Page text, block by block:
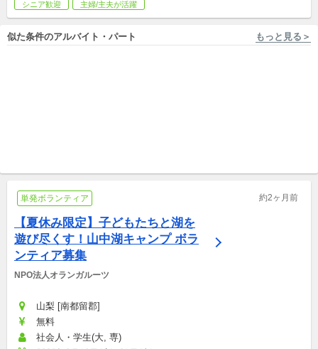
シニア歓迎
主婦/主夫が活躍
似た条件のアルバイト・パート もっと見る＞
単発ボランティア 約2ヶ月前
【夏休み限定】子どもたちと湖を
遊び尽くす！山中湖キャンプ ボラ
ンティア募集
NPO法人オランガルーツ
山梨 [南都留郡]
無料
社会人・学生(大, 専)